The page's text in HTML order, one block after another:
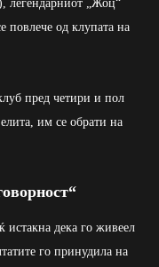
легендарниот „Жоц“
повлече од клупата на
пред четири и пол
им се обрати на
истакна дека го живеел
го принудила на